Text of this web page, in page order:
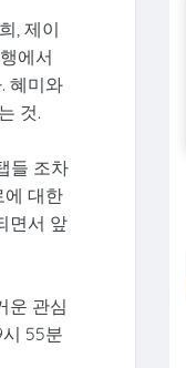
, 제이
에서
혜미와
것.
들 조차
에 대한
면서 앞
운 관심
55분